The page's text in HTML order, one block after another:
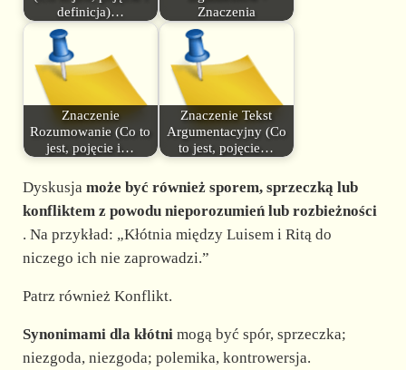
definicja)…
Znaczenia
Znaczenie
Rozumowanie (Co to
jest, pojęcie i…
Znaczenie Tekst
Argumentacyjny (Co
to jest, pojęcie…
Dyskusja może być również sporem, sprzeczką lub
konfliktem z powodu nieporozumień lub rozbieżności
. Na przykład: „Kłótnia między Luisem i Ritą do
niczego ich nie zaprowadzi.”
Patrz również Konflikt.
Synonimami dla kłótnimogą być spór, sprzeczka;
niezgoda, niezgoda; polemika, kontrowersja.